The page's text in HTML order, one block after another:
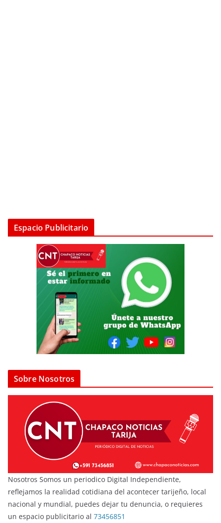
Espacio Publicitario
Sobre Nosotros
Nosotros Somos un periodico Digital Independiente,
reflejamos la realidad cotidiana del acontecer tarijeño, local
nacional y mundial, puedes dejar tu denuncia, o requieres
un espacio publicitario al 73456851